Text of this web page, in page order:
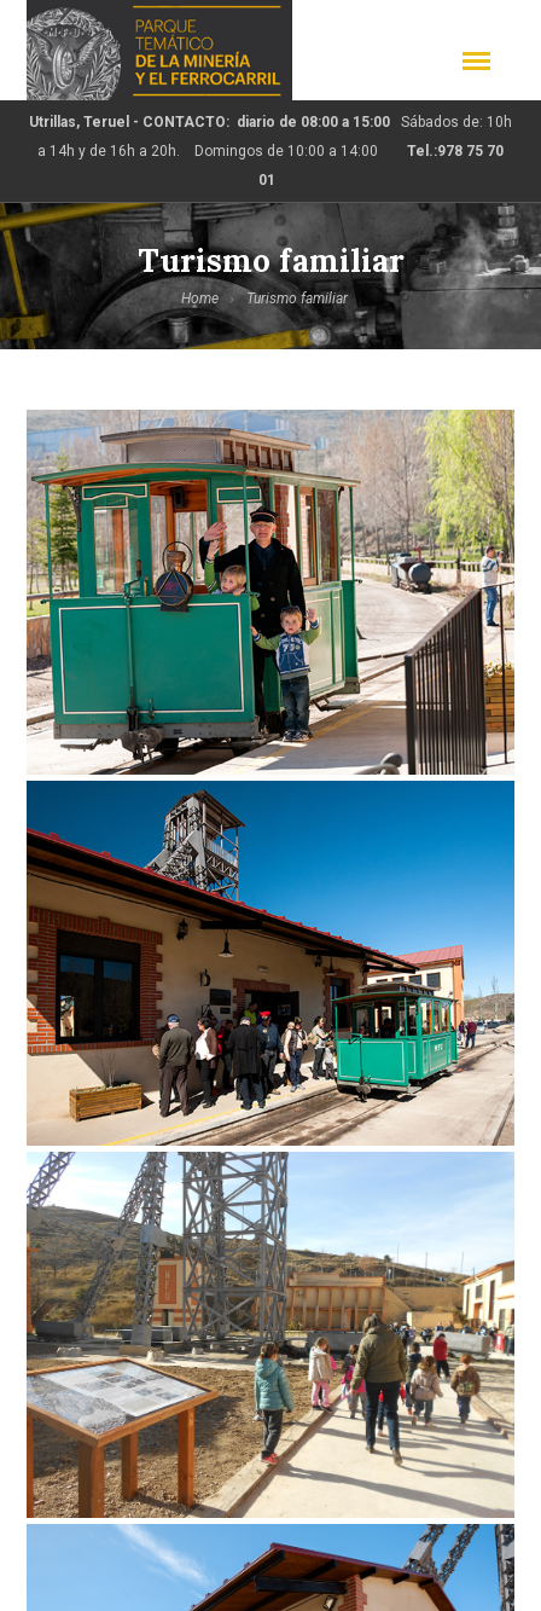
Utrillas, Teruel - CONTACTO: diario de 08:00 a 15:00 Sábados de: 10h
a 14h y de 16h a 20h. Domingos de 10:00 a 14:00 Tel.:978 75 70
01
Turismo familiar
Home Turismo familiar